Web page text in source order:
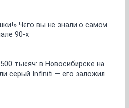
Чего вы не знали о самом
90-х
тысяч: в Новосибирске на
серый Infiniti — его заложил